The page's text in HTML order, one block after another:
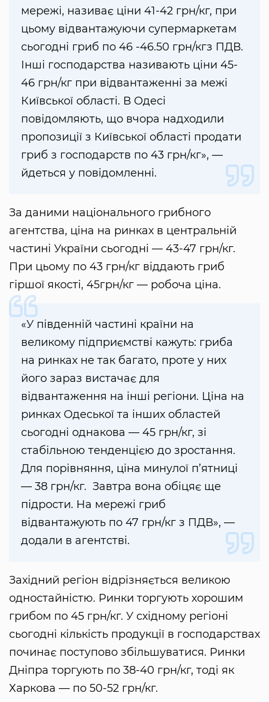
мережі, називає ціни 41-42 грн/кг, при
цьому відвантажуючи супермаркетам
сьогодні гриб по 46 -46.50 грн/кгз ПДВ.
Інші господарства називають ціни 45-
46 грн/кг при відвантаженні за межі
Київської області. В Одесі
повідомляють, що вчора надходили
пропозиції з Київської області продати
гриб з господарств по 43 грн/кг», —
йдеться у повідомленні.
За даними національного грибного
агентства, ціна на ринках в центральній
частині України сьогодні — 43-47 грн/кг.
При цьому по 43 грн/кг віддають гриб
гіршої якості, 45грн/кг — робоча ціна.
«У південній частині країни на
великому підприємстві кажуть: гриба
на ринках не так багато, проте у них
його зараз вистачає для
відвантаження на інші регіони. Ціна на
ринках Одеської та інших областей
сьогодні однакова — 45 грн/кг, зі
стабільною тенденцією до зростання.
Для порівняння, ціна минулої п’ятниці
— 38 грн/кг. Завтра вона обіцяє ще
підрости. На мережі гриб
відвантажують по 47 грн/кг з ПДВ», —
додали в агентстві.
Західний регіон відрізняється великою
одностайністю. Ринки торгують хорошим
грибом по 45 грн/кг. У східному регіоні
сьогодні кількість продукції в господарствах
починає поступово збільшуватися. Ринки
Дніпра торгують по 38-40 грн/кг, тоді як
Харкова — по 50-52 грн/кг.